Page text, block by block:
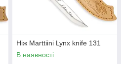
Ніж Marttiini Lynx knife 131
В наявності